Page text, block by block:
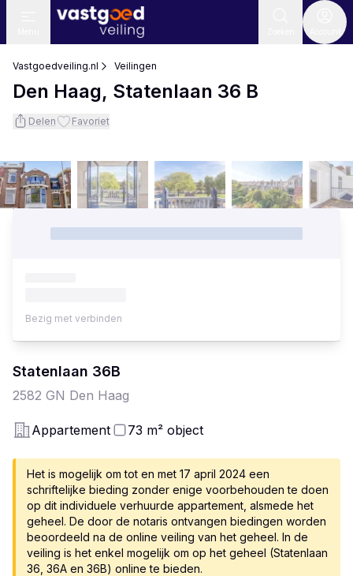
Vastgoedveiling.nl Veilingen
Den Haag, Statenlaan 36 B
Delen Favoriet
Statenlaan 36B
2582 GN Den Haag
Appartement 73 m² object
Het is mogelijk om tot en met 17 april 2024 een
schriftelijke bieding zonder enige voorbehouden te doen
op dit individuele verhuurde appartement, alsmede het
geheel. De door de notaris ontvangen biedingen worden
beoordeeld na de online veiling van het geheel. In de
veiling is het enkel mogelijk om op het geheel (Statenlaan
36, 36A en 36B) online te bieden.
Bezig met verbinden